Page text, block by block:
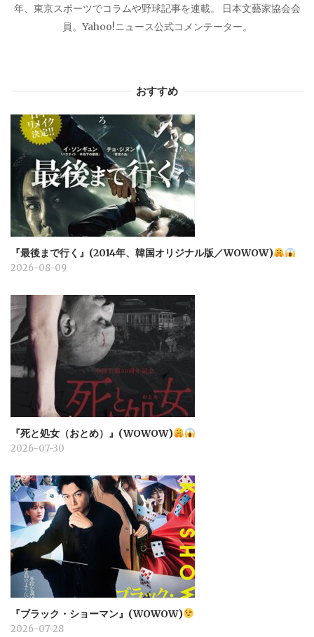
年、東京スポーツでコラムや野球記事を連載。 日本文藝家協会会
員。Yahoo!ニュース公式コメンテーター。
おすすめ
『最後まで行く』(2014年、韓国オリジナル版／WOWOW)
2026-08-09
『死と処女（おとめ）』(WOWOW)
2026-07-30
『ブラック・ショーマン』(WOWOW)
2026-07-28